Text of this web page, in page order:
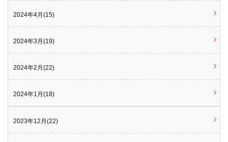
2024年4月(15)
2024年3月(19)
2024年2月(22)
2024年1月(18)
2023年12月(22)